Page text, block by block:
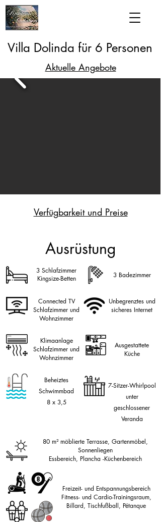
Villa Dolinda für 6 Personen
Aktuelle Angebote
Verfügbarkeit und Preise
Ausrüstung
3 Schlafzimmer
Kingsize-Betten
3 Badezimmer
Connected TV
Schlafzimmer und
Wohnzimmer
Unbegrenztes und
sicheres Internet
Klimaanlage
Schlafzimmer und
Wohnzimmer
Ausgestattete
Küche
Beheiztes
Schwimmbad
8 x 3,5
7-Sitzer-Whirlpool
unter
geschlossener
Veranda
80 m² möblierte Terrasse, Gartenmöbel,
Sonnenliegen
Essbereich, Plancha -Küchenbereich
Freizeit- und Entspannungsbereich
Fitness- und Cardio-Trainingsraum,
Billard, Tischfußball, Pétanque